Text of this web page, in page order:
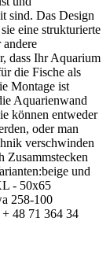
sind. Das Design
eine strukturierte
dass Ihr Aquarium
die Fische als
Montage ist
Aquarienwand
können entweder
oder man
verschwinden
Zusammstecken
und
- 50x65
258-100
48 71 364 34